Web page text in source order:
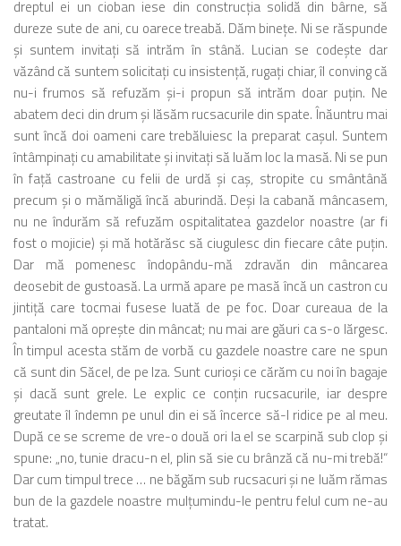
dreptul ei un cioban iese din construcţia solidă din bârne, să
dureze sute de ani, cu oarece treabă. Dăm bineţe. Ni se răspunde
şi suntem invitaţi să intrăm în stână. Lucian se codeşte dar
văzând că suntem solicitaţi cu insistenţă, rugaţi chiar, îl conving că
nu-i frumos să refuzăm şi-i propun să intrăm doar puţin. Ne
abatem deci din drum şi lăsăm rucsacurile din spate. Înăuntru mai
sunt încă doi oameni care trebăluiesc la preparat caşul. Suntem
întâmpinaţi cu amabilitate şi invitaţi să luăm loc la masă. Ni se pun
în faţă castroane cu felii de urdă şi caş, stropite cu smântână
precum şi o mămăligă încă aburindă. Deşi la cabană mâncasem,
nu ne îndurăm să refuzăm ospitalitatea gazdelor noastre (ar fi
fost o mojicie) şi mă hotărăsc să ciugulesc din fiecare câte puţin.
Dar mă pomenesc îndopându-mă zdravăn din mâncarea
deosebit de gustoasă. La urmă apare pe masă încă un castron cu
jintiţă care tocmai fusese luată de pe foc. Doar cureaua de la
pantaloni mă opreşte din mâncat; nu mai are găuri ca s-o lărgesc.
În timpul acesta stăm de vorbă cu gazdele noastre care ne spun
că sunt din Săcel, de pe Iza. Sunt curioşi ce cărăm cu noi în bagaje
şi dacă sunt grele. Le explic ce conţin rucsacurile, iar despre
greutate îl îndemn pe unul din ei să încerce să-l ridice pe al meu.
După ce se screme de vre-o două ori la el se scarpină sub clop şi
spune: „no, tunie dracu-n el, plin să sie cu brânză că nu-mi trebă!“
Dar cum timpul trece … ne băgăm sub rucsacuri şi ne luăm rămas
bun de la gazdele noastre mulţumindu-le pentru felul cum ne-au
tratat.